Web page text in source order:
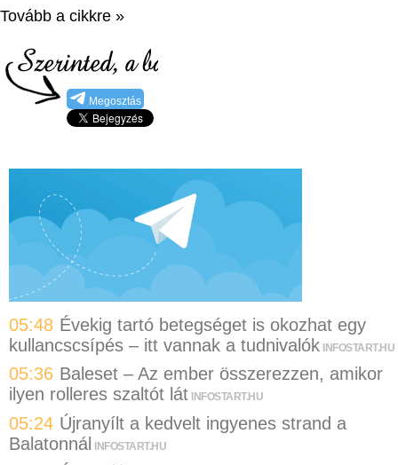
Tovább a cikkre »
Megosztás
05:48 Évekig tartó betegséget is okozhat egy
kullancscsípés – itt vannak a tudnivalók INFOSTART.HU
05:36 Baleset – Az ember összerezzen, amikor
ilyen rolleres szaltót lát INFOSTART.HU
05:24 Újranyílt a kedvelt ingyenes strand a
Balatonnál INFOSTART.HU